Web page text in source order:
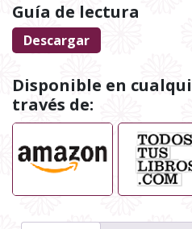
Guía de lectura
Descargar
Disponible en
través de: